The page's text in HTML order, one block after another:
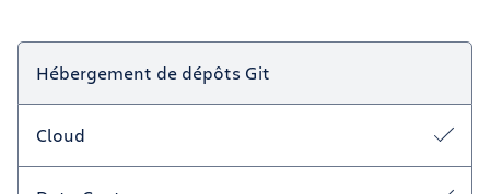
Hébergement de dépôts Git
Cloud